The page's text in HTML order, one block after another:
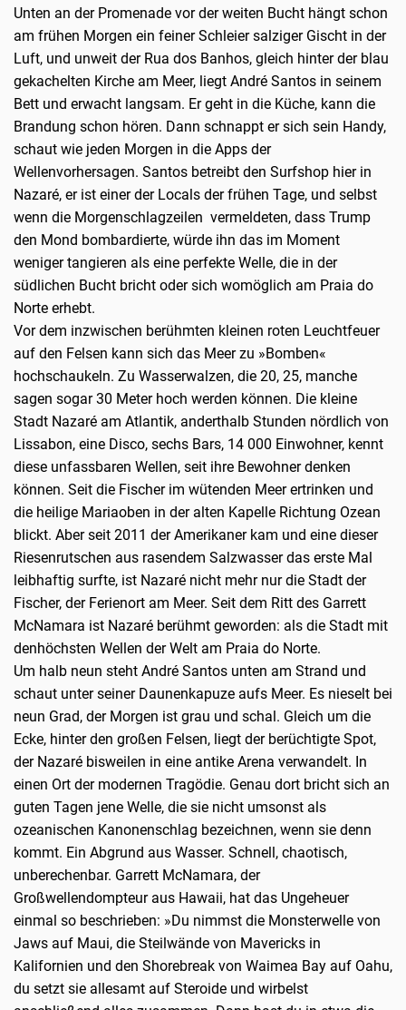
Unten an der Promenade vor der weiten Bucht hängt schon
am frühen Morgen ein feiner Schleier salziger Gischt in der
Luft, und unweit der Rua dos Banhos, gleich hinter der blau
gekachelten Kirche am Meer, liegt André Santos in seinem
Bett und erwacht langsam. Er geht in die Küche, kann die
Brandung schon hören. Dann schnappt er sich sein Handy,
schaut wie jeden Morgen in die Apps der
Wellenvorhersagen. Santos betreibt den Surfshop hier in
Nazaré, er ist einer der Locals der frühen Tage, und selbst
wenn die Morgenschlagzeilen vermeldeten, dass Trump
den Mond bombardierte, würde ihn das im Moment
weniger tangieren als eine perfekte Welle, die in der
südlichen Bucht bricht oder sich womöglich am Praia do
Norte erhebt.
Vor dem inzwischen berühmten kleinen roten Leuchtfeuer
auf den Felsen kann sich das Meer zu »Bomben«
hochschaukeln. Zu Wasserwalzen, die 20, 25, manche
sagen sogar 30 Meter hoch werden können. Die kleine
Stadt Nazaré am Atlantik, anderthalb Stunden nördlich von
Lissabon, eine Disco, sechs Bars, 14 000 Einwohner, kennt
diese unfassbaren Wellen, seit ihre Bewohner denken
können. Seit die Fischer im wütenden Meer ertrinken und
die heilige Mariaoben in der alten Kapelle Richtung Ozean
blickt. Aber seit 2011 der Amerikaner kam und eine dieser
Riesenrutschen aus rasendem Salzwasser das erste Mal
leibhaftig surfte, ist Nazaré nicht mehr nur die Stadt der
Fischer, der Ferienort am Meer. Seit dem Ritt des Garrett
McNamara ist Nazaré berühmt geworden: als die Stadt mit
denhöchsten Wellen der Welt am Praia do Norte.
Um halb neun steht André Santos unten am Strand und
schaut unter seiner Daunenkapuze aufs Meer. Es nieselt bei
neun Grad, der Morgen ist grau und schal. Gleich um die
Ecke, hinter den großen Felsen, liegt der berüchtigte Spot,
der Nazaré bisweilen in eine antike Arena verwandelt. In
einen Ort der modernen Tragödie. Genau dort bricht sich an
guten Tagen jene Welle, die sie nicht umsonst als
ozeanischen Kanonenschlag bezeichnen, wenn sie denn
kommt. Ein Abgrund aus Wasser. Schnell, chaotisch,
unberechenbar. Garrett McNamara, der
Großwellendompteur aus Hawaii, hat das Ungeheuer
einmal so beschrieben: »Du nimmst die Monsterwelle von
Jaws auf Maui, die Steilwände von Mavericks in
Kalifornien und den Shorebreak von Waimea Bay auf Oahu,
du setzt sie allesamt auf Steroide und wirbelst